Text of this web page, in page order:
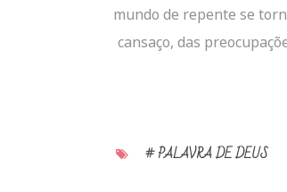
mundo de repente se
cansaço, das
# PALAVRA DE DEUS